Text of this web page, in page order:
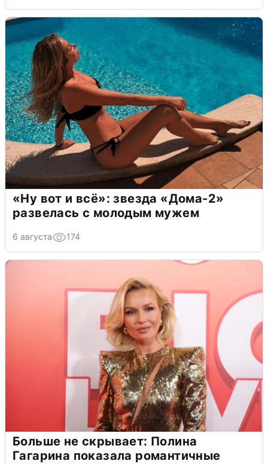
«Ну вот и всё»: звезда «Дома-2»
развелась с молодым мужем
6 августа 174
Больше не скрывает: Полина
Гагарина показала романтичные